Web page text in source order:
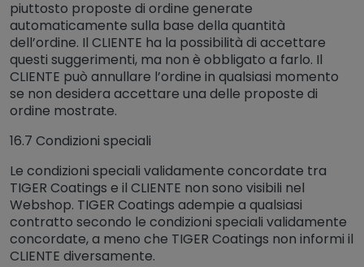
piuttosto proposte di ordine generate
automaticamente sulla base della quantità
dell’ordine. Il CLIENTE ha la possibilità di accettare
questi suggerimenti, ma non è obbligato a farlo. Il
CLIENTE può annullare l’ordine in qualsiasi momento
se non desidera accettare una delle proposte di
ordine mostrate.
16.7 Condizioni speciali
Le condizioni speciali validamente concordate tra
TIGER Coatings e il CLIENTE non sono visibili nel
Webshop. TIGER Coatings adempie a qualsiasi
contratto secondo le condizioni speciali validamente
concordate, a meno che TIGER Coatings non informi il
CLIENTE diversamente.